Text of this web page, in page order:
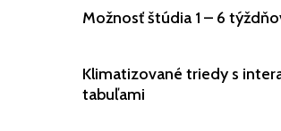
Možnosť štúdia 1 – 6
Klimatizované triedy s
tabuľami